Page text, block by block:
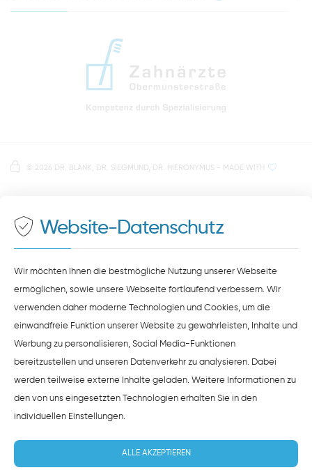
info@zahnaerzte-in-regensburg.de
zustimmen.
ZUSTIMMEN
HINWEISE ZUM DATENSCHUTZ
© 2026 DR. BLANK, DR. SIEGMUND, DR. HIERONYMUS - MADE WITH
Website-Datenschutz
Wir möchten Ihnen die bestmögliche Nutzung unserer Webseite
ermöglichen, sowie unsere Webseite fortlaufend verbessern. Wir
verwenden daher moderne Technologien und Cookies, um die
einwandfreie Funktion unserer Website zu gewährleisten, Inhalte und
Werbung zu personalisieren, Social Media-Funktionen
bereitzustellen und unseren Datenverkehr zu analysieren. Dabei
werden teilweise externe Inhalte geladen. Weitere Informationen zu
den von uns eingesetzten Technologien erhalten Sie in den
individuellen Einstellungen.
ALLE AKZEPTIEREN